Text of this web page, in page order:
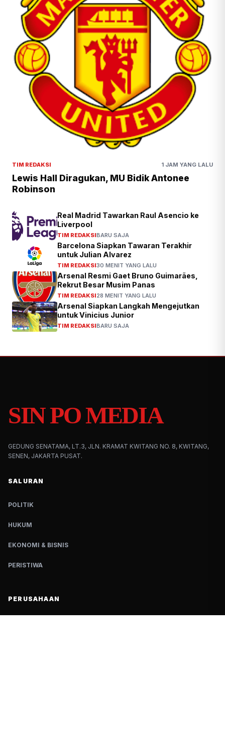
TIM REDAKSI 1 JAM YANG LALU
Lewis Hall Diragukan, MU Bidik Antonee
Robinson
Real Madrid Tawarkan Raul Asencio ke
Liverpool
TIM REDAKSIBARU SAJA
Barcelona Siapkan Tawaran Terakhir
untuk Julian Alvarez
TIM REDAKSI30 MENIT YANG LALU
Arsenal Resmi Gaet Bruno Guimarães,
Rekrut Besar Musim Panas
TIM REDAKSI28 MENIT YANG LALU
Arsenal Siapkan Langkah Mengejutkan
untuk Vinicius Junior
TIM REDAKSIBARU SAJA
SIN PO MEDIA
GEDUNG SENATAMA, LT.3, JLN. KRAMAT KWITANG NO. 8, KWITANG,
SENEN, JAKARTA PUSAT.
SALURAN
POLITIK
HUKUM
EKONOMI & BISNIS
PERISTIWA
PERUSAHAAN